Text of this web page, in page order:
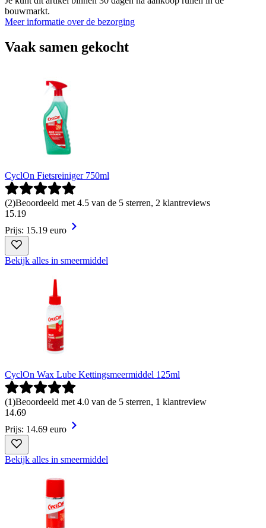
bouwmarkt.
Meer informatie over de bezorging
Vaak samen gekocht
CyclOn Fietsreiniger 750ml
(2)Beoordeeld met 4.5 van de 5 sterren, 2 klantreviews
15.19
Prijs: 15.19 euro
Bekijk alles in smeermiddel
CyclOn Wax Lube Kettingsmeermiddel 125ml
(1)Beoordeeld met 4.0 van de 5 sterren, 1 klantreview
14.69
Prijs: 14.69 euro
Bekijk alles in smeermiddel